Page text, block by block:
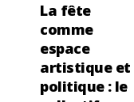
La fête
comme
espace
artistique et
politique : le